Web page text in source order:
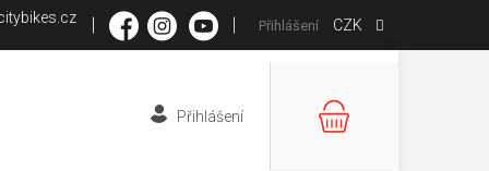
CZK
Přihlášení
NÁKUPNÍ